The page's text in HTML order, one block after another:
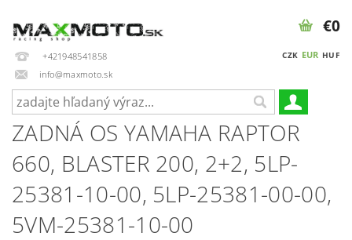
+421948541858
info@maxmoto.sk
CZK EUR HUF
€0
ZADNÁ OS YAMAHA RAPTOR
660, BLASTER 200, 2+2, 5LP-
25381-10-00, 5LP-25381-00-00,
5VM-25381-10-00